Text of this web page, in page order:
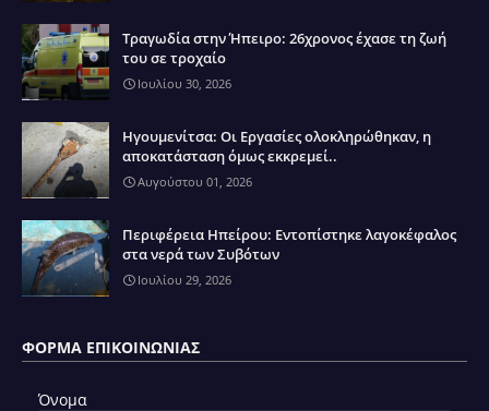
Τραγωδία στην Ήπειρο: 26χρονος έχασε τη ζωή
του σε τροχαίο
Ιουλίου 30, 2026
Ηγουμενίτσα: Οι Εργασίες ολοκληρώθηκαν, η
αποκατάσταση όμως εκκρεμεί..
Αυγούστου 01, 2026
Περιφέρεια Ηπείρου: Εντοπίστηκε λαγοκέφαλος
στα νερά των Συβότων
Ιουλίου 29, 2026
ΦΌΡΜΑ ΕΠΙΚΟΙΝΩΝΊΑΣ
Όνομα